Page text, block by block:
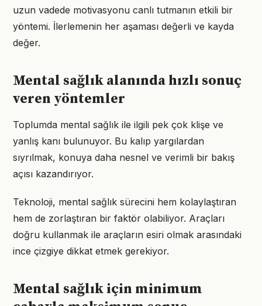
uzun vadede motivasyonu canlı tutmanın etkili bir
yöntemi. İlerlemenin her aşaması değerli ve kayda
değer.
Mental sağlık alanında hızlı sonuç
veren yöntemler
Toplumda mental sağlık ile ilgili pek çok klişe ve
yanlış kanı bulunuyor. Bu kalıp yargılardan
sıyrılmak, konuya daha nesnel ve verimli bir bakış
açısı kazandırıyor.
Teknoloji, mental sağlık sürecini hem kolaylaştıran
hem de zorlaştıran bir faktör olabiliyor. Araçları
doğru kullanmak ile araçların esiri olmak arasındaki
ince çizgiye dikkat etmek gerekiyor.
Mental sağlık için minimum